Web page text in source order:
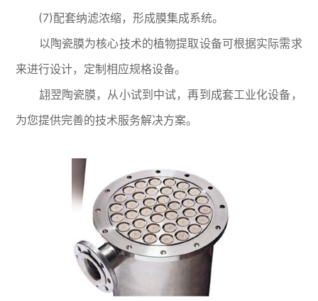
(7)配套纳滤浓缩，形成膜集成系统。
以陶瓷膜为核心技术的植物提取设备可根据实际需求
来进行设计，定制相应规格设备。
翃翌陶瓷膜，从小试到中试，再到成套工业化设备，
为您提供完善的技术服务解决方案。